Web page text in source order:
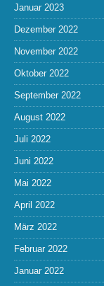
Januar 2023
Dezember 2022
November 2022
Oktober 2022
September 2022
August 2022
Juli 2022
Juni 2022
Mai 2022
April 2022
März 2022
Februar 2022
Januar 2022